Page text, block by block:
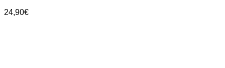
können
24,90€